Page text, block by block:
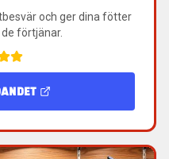
och ger dina fötter
förtjänar.